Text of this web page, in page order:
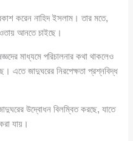
করেন নাহিদ ইসলাম। তার মতে,
আনতে চাইছে।
মাধ্যমে পরিচালনার কথা থাকলেও
এতে জাদুঘরের নিরপেক্ষতা প্রশ্নবিদ্ধ
উদ্বোধন বিলম্বিত করছে, যাতে
যায়।